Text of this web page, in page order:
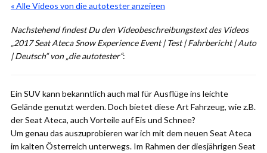
« Alle Videos von die autotester anzeigen
Nachstehend findest Du den Videobeschreibungstext des Videos
„2017 Seat Ateca Snow Experience Event | Test | Fahrbericht | Auto
| Deutsch“ von „die autotester“:
Ein SUV kann bekanntlich auch mal für Ausflüge ins leichte
Gelände genutzt werden. Doch bietet diese Art Fahrzeug, wie z.B.
der Seat Ateca, auch Vorteile auf Eis und Schnee?
Um genau das auszuprobieren war ich mit dem neuen Seat Ateca
im kalten Österreich unterwegs. Im Rahmen der diesjährigen Seat